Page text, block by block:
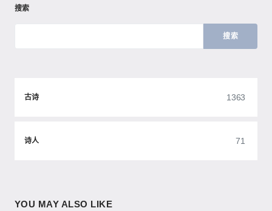
搜索
搜索
古诗 1363
诗人 71
YOU MAY ALSO LIKE